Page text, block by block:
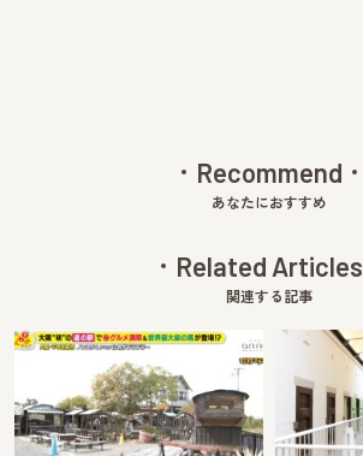
Recommend
あなたにおすすめ
Related Articles
関連する記事